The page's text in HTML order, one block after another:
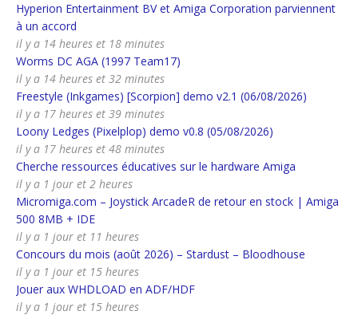
Hyperion Entertainment BV et Amiga Corporation parviennent
à un accord
il y a 14 heures et 18 minutes
Worms DC AGA (1997 Team17)
il y a 14 heures et 32 minutes
Freestyle (Inkgames) [Scorpion] demo v2.1 (06/08/2026)
il y a 17 heures et 39 minutes
Loony Ledges (Pixelplop) demo v0.8 (05/08/2026)
il y a 17 heures et 48 minutes
Cherche ressources éducatives sur le hardware Amiga
il y a 1 jour et 2 heures
Micromiga.com – Joystick ArcadeR de retour en stock | Amiga
500 8MB + IDE
il y a 1 jour et 11 heures
Concours du mois (août 2026) – Stardust – Bloodhouse
il y a 1 jour et 15 heures
Jouer aux WHDLOAD en ADF/HDF
il y a 1 jour et 15 heures